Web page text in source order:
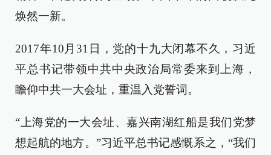
焕然一新。
2017年10月31日，党的十九大闭幕不久，习近
平总书记带领中共中央政治局常委来到上海，
瞻仰中共一大会址，重温入党誓词。
“上海党的一大会址、嘉兴南湖红船是我们党梦
想起航的地方。”习近平总书记感慨系之，“我们